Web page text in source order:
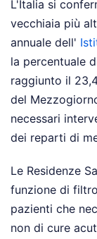
L'Italia si
vecchiaia più
annuale dell'
la percentuale
raggiunto il
del
necessari
dei reparti di
Le Residenze
funzione di
pazienti che
non di cure